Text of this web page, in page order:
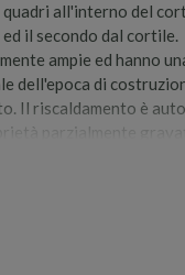
quadri all'interno del
il secondo dal cortile.
ampie ed hanno
dell'epoca di
Il riscaldamento è
parzialmente
Ogni fase della
non